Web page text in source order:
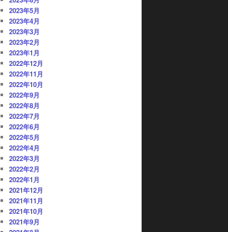
2023年5月
2023年4月
2023年3月
2023年2月
2023年1月
2022年12月
2022年11月
2022年10月
2022年9月
2022年8月
2022年7月
2022年6月
2022年5月
2022年4月
2022年3月
2022年2月
2022年1月
2021年12月
2021年11月
2021年10月
2021年9月